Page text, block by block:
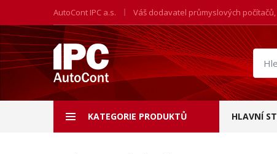
AutoCont IPC a.s. Váš dodavatel průmyslových
KATEGORIE PRODUKTŮ HLAVNÍ